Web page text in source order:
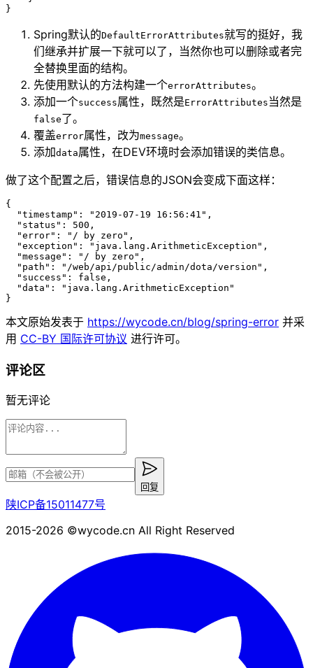
}
Spring默认的DefaultErrorAttributes就写的挺好，我
们继承并扩展一下就可以了，当然你也可以删除或者完
全替换里面的结构。
先使用默认的方法构建一个errorAttributes。
添加一个success属性，既然是ErrorAttributes 当然是
false了。
覆盖error属性，改为message。
添加data属性，在DEV环境时会添加错误的类信息。
做了这个配置之后，错误信息的JSON会变成下面这样：
{
  "
timestamp " : " 2019-07-19 16:56:41 " ,
  "
status " : 500 ,
  "
error" : " / by zero " ,
  "
exception " : " java.lang.ArithmeticException " ,
  "
message " : " / by zero " ,
  "
path " : " /web/api/public/admin/dota/version " ,
  "
success " : false ,
  "
data " : " java.lang.ArithmeticException "
}
本文原始发表于 https://wycode.cn/blog/spring-error 并采
用 CC-BY 国际许可协议 进行许可。
评论区
暂无评论
回复
陕ICP备15011477号
2015-2026 ©wycode.cn All Right Reserved